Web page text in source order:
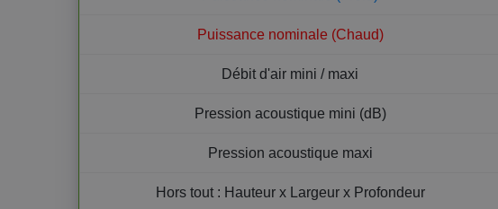
Puissance nominale (Chaud)
Débit d'air mini / maxi
Pression acoustique mini (dB)
Pression acoustique maxi
Hors tout : Hauteur x Largeur x Profondeur